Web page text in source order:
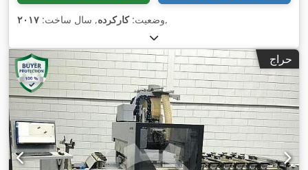
وضعیت:کارکرده, سال ساخت: ۲۰۱۷ ,
حراج